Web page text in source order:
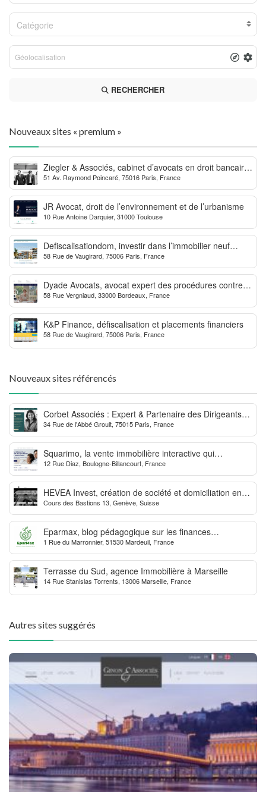
Catégorie
RECHERCHER
Nouveaux sites « premium »
Ziegler & Associés, cabinet d’avocats en droit bancaire,
cryptomonnaie et escroqueries financières
51 Av. Raymond Poincaré, 75016 Paris, France
JR Avocat, droit de l’environnement et de l’urbanisme
10 Rue Antoine Darquier, 31000 Toulouse
Defiscalisationdom, investir dans l’immobilier neuf
Outre-mer
58 Rue de Vaugirard, 75006 Paris, France
Dyade Avocats, avocat expert des procédures contre la
MDPH
58 Rue Vergniaud, 33000 Bordeaux, France
K&P Finance, défiscalisation et placements financiers
58 Rue de Vaugirard, 75006 Paris, France
Nouveaux sites référencés
Corbet Associés : Expert & Partenaire des Dirigeants
d’Entreprise
34 Rue de l'Abbé Groult, 75015 Paris, France
Squarimo, la vente immobilière interactive qui
dynamise les transactions
12 Rue Diaz, Boulogne-Billancourt, France
HEVEA Invest, création de société et domiciliation en
Suisse
Cours des Bastions 13, Genève, Suisse
Eparmax, blog pédagogique sur les finances
personnelles
1 Rue du Marronnier, 51530 Mardeuil, France
Terrasse du Sud, agence Immobilière à Marseille
14 Rue Stanislas Torrents, 13006 Marseille, France
Autres sites suggérés